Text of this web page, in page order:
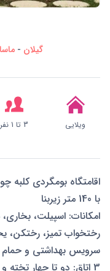
گیلان-
ویلایی 3 تا 1 نفر
اقامتگاه بومگردی کلبه
با 140 متر زیربنا
رختخواب تمیز، رختکن،
سرویس بهداشتی و حمام
3 اتاق: دو تا چهار